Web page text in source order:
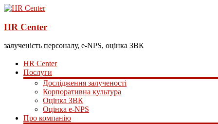
HR Center
залученість персоналу, e-NPS, оцінка ЗВК
HR Center
Послуги
Дослідження залученості
Корпоративна культура
Оцінка ЗВК
Оцінка e-NPS
Про компанію